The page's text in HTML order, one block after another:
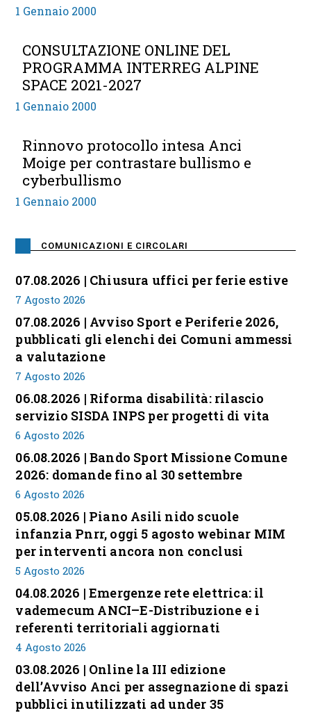
1 Gennaio 2000
CONSULTAZIONE ONLINE DEL
PROGRAMMA INTERREG ALPINE
SPACE 2021-2027
1 Gennaio 2000
Rinnovo protocollo intesa Anci
Moige per contrastare bullismo e
cyberbullismo
1 Gennaio 2000
COMUNICAZIONI E CIRCOLARI
07.08.2026 | Chiusura uffici per ferie estive
7 Agosto 2026
07.08.2026 | Avviso Sport e Periferie 2026,
pubblicati gli elenchi dei Comuni ammessi
a valutazione
7 Agosto 2026
06.08.2026 | Riforma disabilità: rilascio
servizio SISDA INPS per progetti di vita
6 Agosto 2026
06.08.2026 | Bando Sport Missione Comune
2026: domande fino al 30 settembre
6 Agosto 2026
05.08.2026 | Piano Asili nido scuole
infanzia Pnrr, oggi 5 agosto webinar MIM
per interventi ancora non conclusi
5 Agosto 2026
04.08.2026 | Emergenze rete elettrica: il
vademecum ANCI–E-Distribuzione e i
referenti territoriali aggiornati
4 Agosto 2026
03.08.2026 | Online la III edizione
dell’Avviso Anci per assegnazione di spazi
pubblici inutilizzati ad under 35